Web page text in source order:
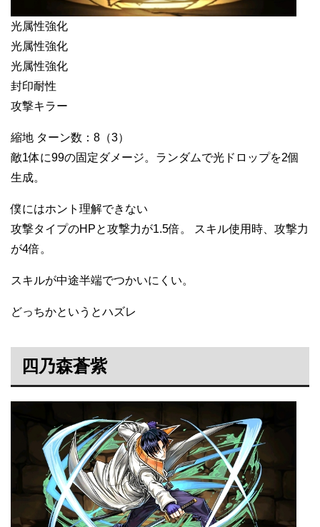
光属性強化
光属性強化
光属性強化
封印耐性
攻撃キラー
縮地 ターン数：8（3）
敵1体に99の固定ダメージ。ランダムで光ドロップを2個
生成。
僕にはホント理解できない
攻撃タイプのHPと攻撃力が1.5倍。 スキル使用時、攻撃力
が4倍。
スキルが中途半端でつかいにくい。
どっちかというとハズレ
四乃森蒼紫